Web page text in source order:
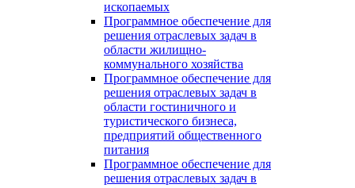
ископаемых
Программное обеспечение для
решения отраслевых задач в
области жилищно-
коммунального хозяйства
Программное обеспечение для
решения отраслевых задач в
области гостиничного и
туристического бизнеса,
предприятий общественного
питания
Программное обеспечение для
решения отраслевых задач в